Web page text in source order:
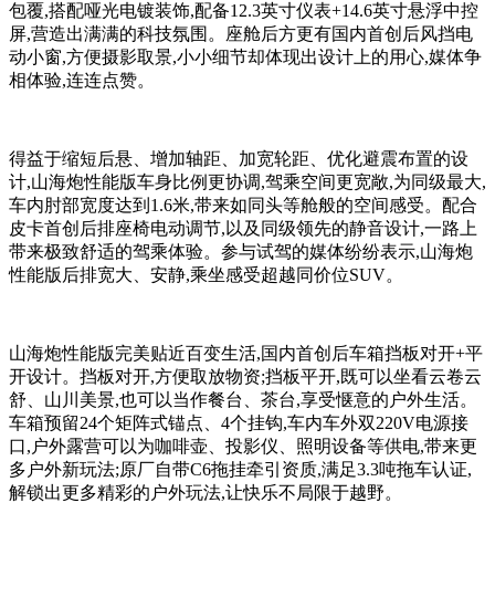
包覆,搭配哑光电镀装饰,配备12.3英寸仪表+14.6英寸悬浮中控
屏,营造出满满的科技氛围。座舱后方更有国内首创后风挡电
动小窗,方便摄影取景,小小细节却体现出设计上的用心,媒体争
相体验,连连点赞。
得益于缩短后悬、增加轴距、加宽轮距、优化避震布置的设
计,山海炮性能版车身比例更协调,驾乘空间更宽敞,为同级最大,
车内肘部宽度达到1.6米,带来如同头等舱般的空间感受。配合
皮卡首创后排座椅电动调节,以及同级领先的静音设计,一路上
带来极致舒适的驾乘体验。参与试驾的媒体纷纷表示,山海炮
性能版后排宽大、安静,乘坐感受超越同价位SUV。
山海炮性能版完美贴近百变生活,国内首创后车箱挡板对开+平
开设计。挡板对开,方便取放物资;挡板平开,既可以坐看云卷云
舒、山川美景,也可以当作餐台、茶台,享受惬意的户外生活。
车箱预留24个矩阵式锚点、4个挂钩,车内车外双220V电源接
口,户外露营可以为咖啡壶、投影仪、照明设备等供电,带来更
多户外新玩法;原厂自带C6拖挂牵引资质,满足3.3吨拖车认证,
解锁出更多精彩的户外玩法,让快乐不局限于越野。